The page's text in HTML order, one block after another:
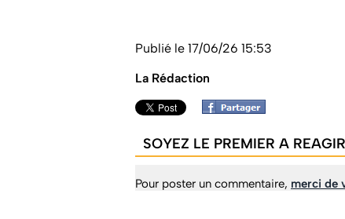
Publié le 17/06/26 15:53
La Rédaction
SOYEZ LE PREMIER A
Pour poster un commentaire, merci de